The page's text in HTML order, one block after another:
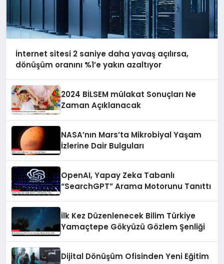
İnternet sitesi 2 saniye daha yavaş açılırsa,
dönüşüm oranını %1’e yakın azaltıyor
2024 BİLSEM mülakat Sonuçları Ne
Zaman Açıklanacak
NASA’nın Mars’ta Mikrobiyal Yaşam
İzlerine Dair Bulguları
OpenAI, Yapay Zeka Tabanlı
“SearchGPT” Arama Motorunu Tanıttı
İlk Kez Düzenlenecek Bilim Türkiye
Yamaçtepe Gökyüzü Gözlem Şenliği
Dijital Dönüşüm Ofisinden Yeni Eğitim